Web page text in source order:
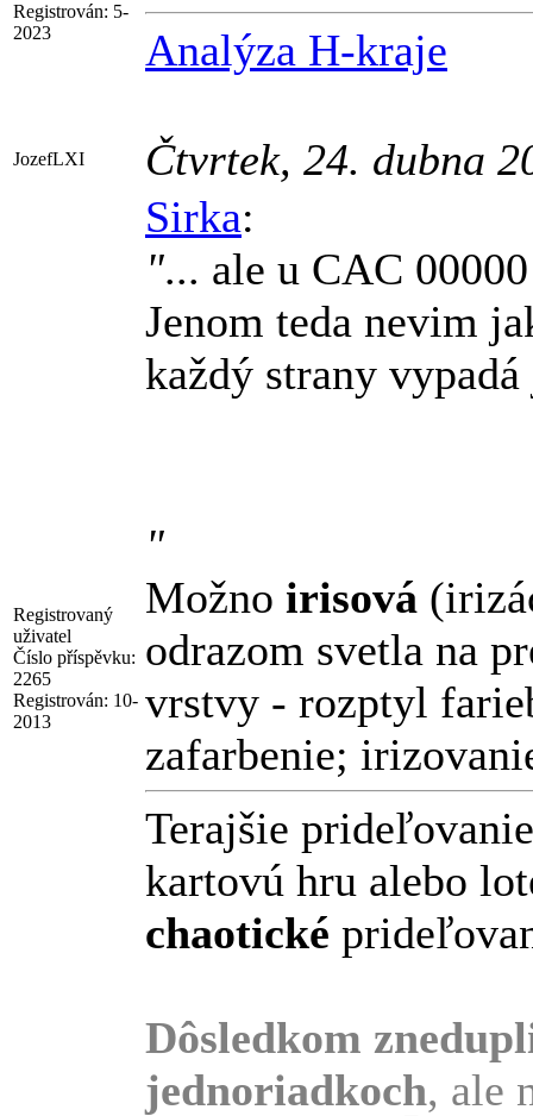
Registrován: 5-
2023
Analýza H-kraje
JozefLXI Čtvrtek, 24. dubna
Registrovaný
uživatel
Číslo příspěvku:
2265
Registrován: 10-
2013
Sirka:
"... ale u CAC
Jenom teda nevim
každý strany
"
Možno irisová
odrazom svetla na
vrstvy - rozptyl
zafarbenie;
Terajšie
kartovú hru alebo
chaotické
Dôsledkom
jednoriadkoch, ale